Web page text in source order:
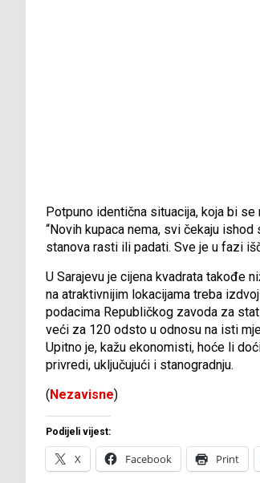
Potpuno identična situacija, koja bi
“Novih kupaca nema, svi čekaju
stanova rasti ili padati. Sve je u fazi
U Sarajevu je cijena kvadrata takođe
na atraktivnijim lokacijama treba
podacima Republičkog zavoda za
veći za 120 odsto u odnosu na isti
Upitno je, kažu ekonomisti, hoće li
privredi, uključujući i stanogradnju.
(Nezavisne)
Podijeli vijest:
X Facebook Print